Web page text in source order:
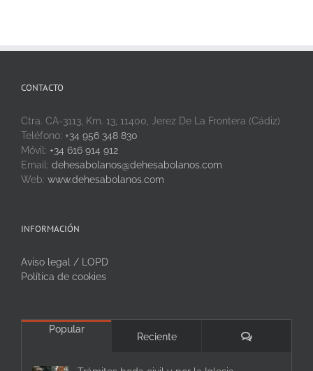
CONTACTO
Ctra. CA-3113, Km. 13, 11400, Jerez De La Frontera (Cádiz)
Teléfono: +34 956 348 830
Móvil: +34 616 914 912
Email: dehesabolanos@dehesabolanos.com
Web: www.dehesabolanos.com
INFORMACIÓN
Aviso legal / LOPD
Política de cookies
Popular
Reciente Comentarios